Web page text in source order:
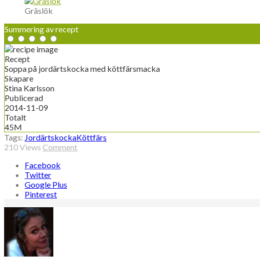
Gräslök
Summering av recept
Recept
Soppa på jordärtskocka med köttfärsmacka
Skapare
Stina Karlsson
Publicerad
2014-11-09
Totalt
45M
Tags: JordärtskockaKöttfärs
210Views Comment
Facebook
Twitter
Google Plus
Pinterest